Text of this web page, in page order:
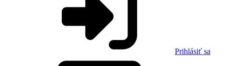
Prihlásiť sa